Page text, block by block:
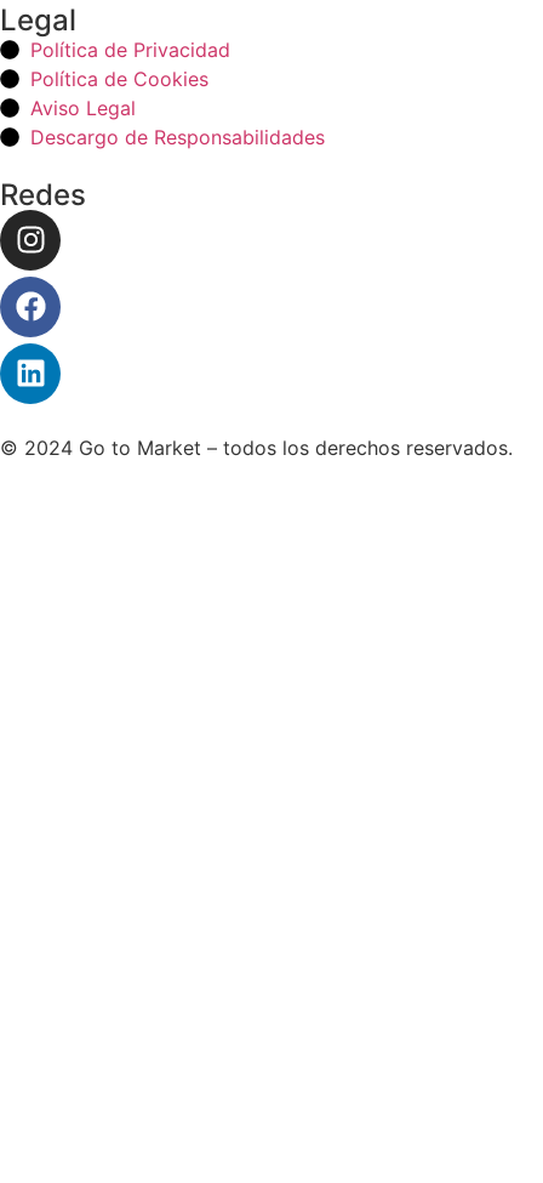
Legal
Política de Privacidad
Política de Cookies
Aviso Legal
Descargo de Responsabilidades
Redes
© 2024 Go to Market – todos los derechos reservados.